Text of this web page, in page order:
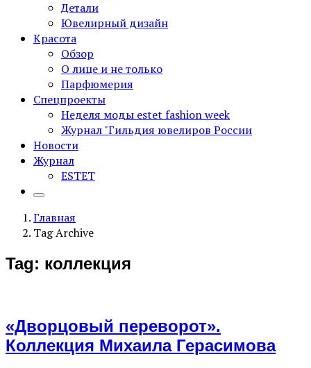
Детали
Ювелирный дизайн
Красота
Обзор
О лице и не только
Парфюмерия
Спецпроекты
Неделя моды estet fashion week
Журнал "Гильдия ювелиров России
Новости
Журнал
ESTET
Главная
Tag Archive
Tag: коллекция
«Дворцовый переворот».
Коллекция Михаила Герасимова